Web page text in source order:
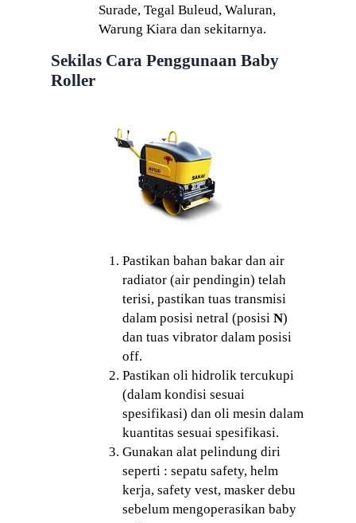
Surade, Tegal Buleud, Waluran,
Warung Kiara dan sekitarnya.
Sekilas Cara Penggunaan Baby
Roller
Pastikan bahan bakar dan air
radiator (air pendingin) telah
terisi, pastikan tuas transmisi
dalam posisi netral (posisi N)
dan tuas vibrator dalam posisi
off.
Pastikan oli hidrolik tercukupi
(dalam kondisi sesuai
spesifikasi) dan oli mesin dalam
kuantitas sesuai spesifikasi.
Gunakan alat pelindung diri
seperti : sepatu safety, helm
kerja, safety vest, masker debu
sebelum mengoperasikan baby